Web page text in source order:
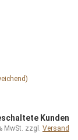
Kunden
MwSt. zzgl. Versand